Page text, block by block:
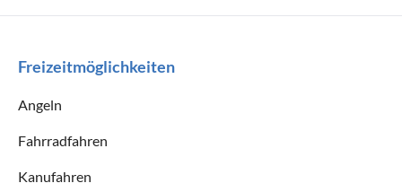
Freizeitmöglichkeiten
Angeln
Fahrradfahren
Kanufahren